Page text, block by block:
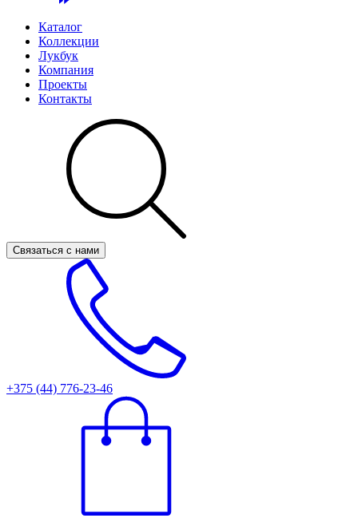
Каталог
Коллекции
Лукбук
Компания
Проекты
Контакты
Связаться с нами
+375 (44) 776-23-46